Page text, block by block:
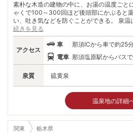
素朴な木造の建物の中に、お湯の温度ごと
ゃくで100～300回ほど後頭部にかぶると
い、吐き気などを防ぐことができる。 泉温は、41～48℃と高め。1回の
お湯に浸かる時間は2～3分程度として、上
るを繰り返し、全体で15分くらいが適当。 昔ながらの湯治場の雰囲気を
残す温泉街は、硫黄の香りが漂い情緒たっ
ゆかりの地としても有名。湯上がりに、宮
るのも那須ならではの楽しみだ。
続きを見る
泉質 硫黄泉
アクセス
車
那須ICから車で約25
電車 那須塩原駅からバス
温泉地の詳細
関東 栃木県